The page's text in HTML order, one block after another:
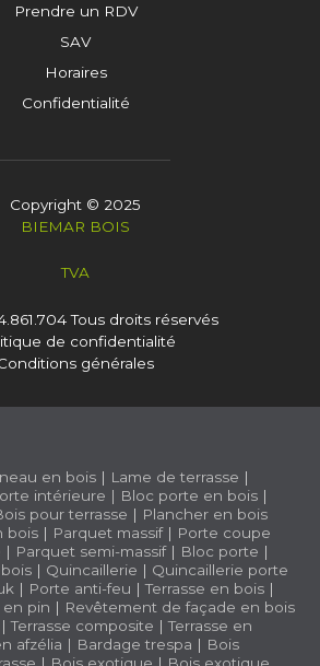
Prendre un RDV
SAV
Horaires
Confidentialité
Copyright © 2025
BIEMAR BOIS
TVA
Tous droits réservés
de confidentialité
générales
en bois | Lame de terrasse |
intérieure | Bloc porte en bois |
pour terrasse | Plancher en bois
bois | Parquet massif| Porte coupe
| Parquet semi-massif| Bloc porte |
| Quincaillerie | Quincaillerie porte
| Porte anti-feu |Terrasse en bois |
en pin | Revêtement de façade en bois
|Terrasse composite |Terrasse en
afzélia | Bardage trespa | Bois
| Bois exotique | Bois exotique